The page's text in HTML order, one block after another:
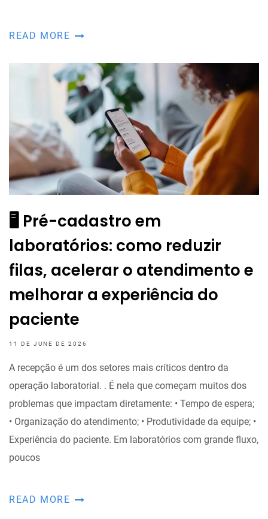
READ MORE
🖥️ Pré-cadastro em
laboratórios: como reduzir
filas, acelerar o atendimento e
melhorar a experiência do
paciente
11 DE JUNE DE 2026
A recepção é um dos setores mais críticos dentro da
operação laboratorial. . É nela que começam muitos dos
problemas que impactam diretamente: • Tempo de espera;
• Organização do atendimento; • Produtividade da equipe; •
Experiência do paciente. Em laboratórios com grande fluxo,
poucos
READ MORE